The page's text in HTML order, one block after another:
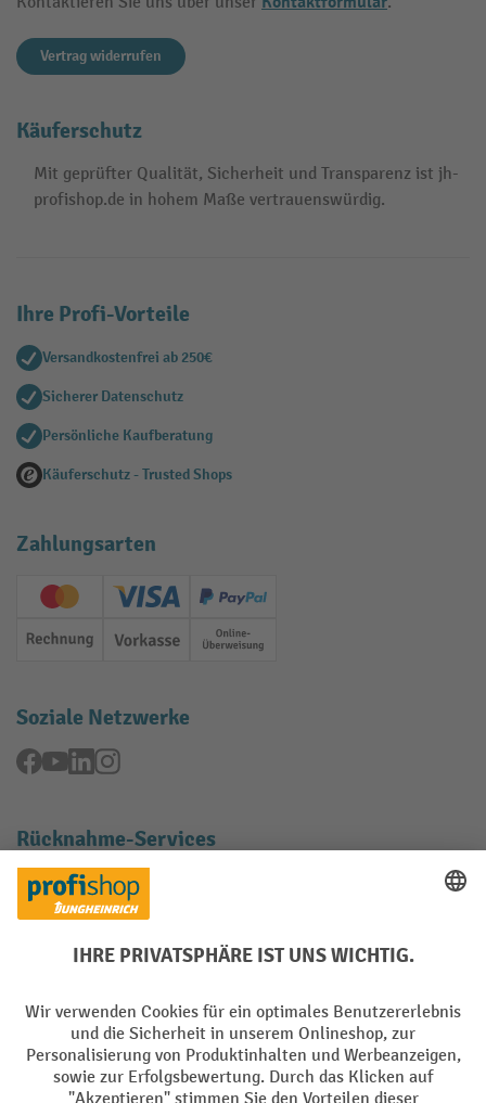
Vertrag widerrufen
Käuferschutz
Mit geprüfter Qualität, Sicherheit und Transparenz ist jh-
profishop.de in hohem Maße vertrauenswürdig.
Ihre Profi-Vorteile
Versandkostenfrei ab 250€
Sicherer Datenschutz
Persönliche Kaufberatung
Käuferschutz - Trusted Shops
Zahlungsarten
Creditcard (Master)Creditcard (Visa)
PayPal
Rechnung Vorkasse Online-Überweisung
Soziale Netzwerke
Facebook
YouTubeLinkedInInstagram
Rücknahme-Services
Elektrogeräte Rückname
Batterie Rückname
Impressum Datenschutz